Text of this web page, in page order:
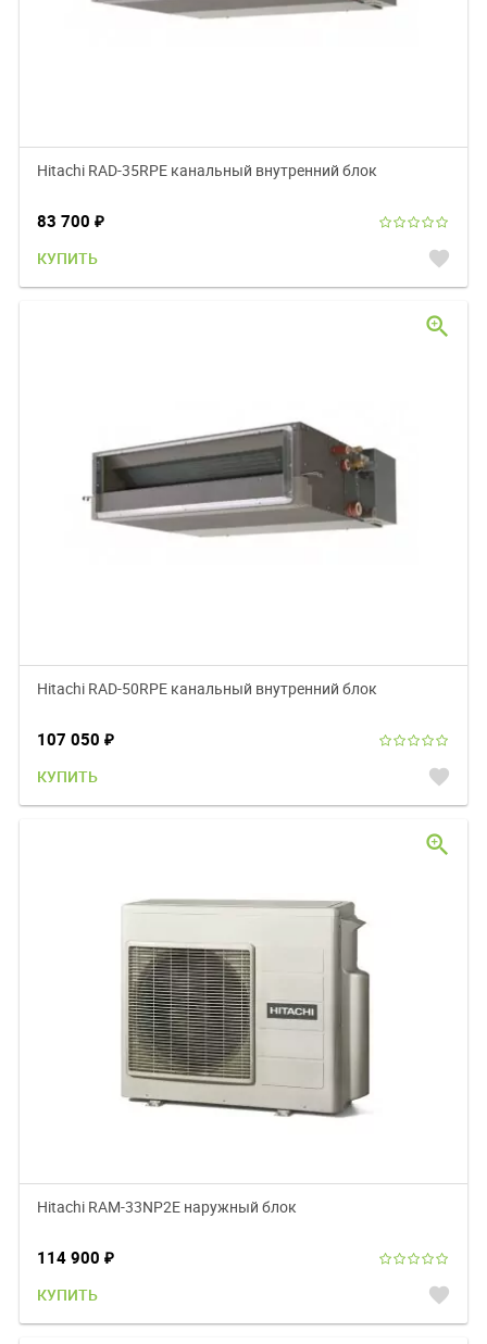
Hitachi RAD-35RPE канальный внутренний блок
83 700 ₽
КУПИТЬ favorite
Hitachi RAD-50RPE канальный внутренний блок
107 050 ₽
КУПИТЬ favorite
zoom_in
Hitachi RAM-33NP2E наружный блок
114 900 ₽
КУПИТЬ favorite
zoom_in